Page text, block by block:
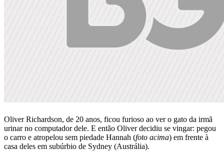
Oliver Richardson, de 20 anos, ficou furioso ao ver o gato da irmã
urinar no computador dele. E então Oliver decidiu se vingar: pegou
o carro e atropelou sem piedade Hannah (foto acima) em frente à
casa deles em subúrbio de Sydney (Austrália).